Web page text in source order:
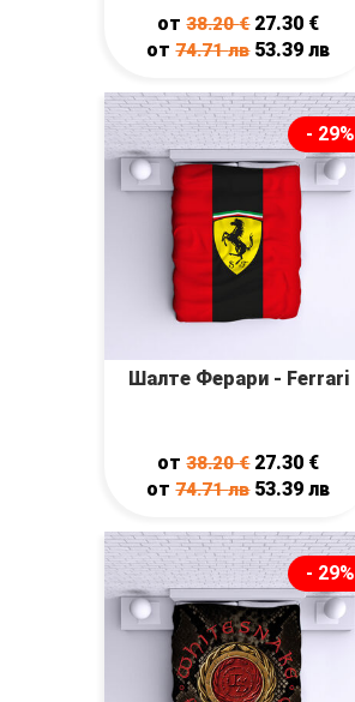
от38.20€ 27.30 €
от74.71лв 53.39лв
- 29%
Шалте Ферари - Ferrari
от38.20€ 27.30 €
от74.71лв 53.39лв
- 29%